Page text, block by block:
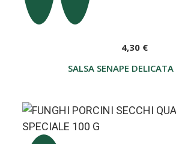
SALSA SENAPE
4,30 €